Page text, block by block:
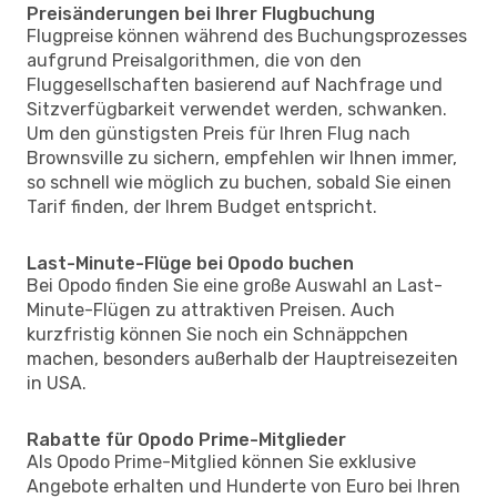
Preisänderungen bei Ihrer Flugbuchung
Flugpreise können während des Buchungsprozesses
aufgrund Preisalgorithmen, die von den
Fluggesellschaften basierend auf Nachfrage und
Sitzverfügbarkeit verwendet werden, schwanken.
Um den günstigsten Preis für Ihren Flug nach
Brownsville zu sichern, empfehlen wir Ihnen immer,
so schnell wie möglich zu buchen, sobald Sie einen
Tarif finden, der Ihrem Budget entspricht.
Last-Minute-Flüge bei Opodo buchen
Bei Opodo finden Sie eine große Auswahl an Last-
Minute-Flügen zu attraktiven Preisen. Auch
kurzfristig können Sie noch ein Schnäppchen
machen, besonders außerhalb der Hauptreisezeiten
in USA.
Rabatte für Opodo Prime-Mitglieder
Als Opodo Prime-Mitglied können Sie exklusive
Angebote erhalten und Hunderte von Euro bei Ihren